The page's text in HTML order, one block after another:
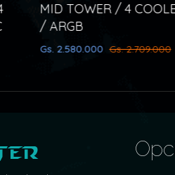
MID TOWER / 4
/ ARGB
Gs. 2.580.000 Gs. 2.709.000